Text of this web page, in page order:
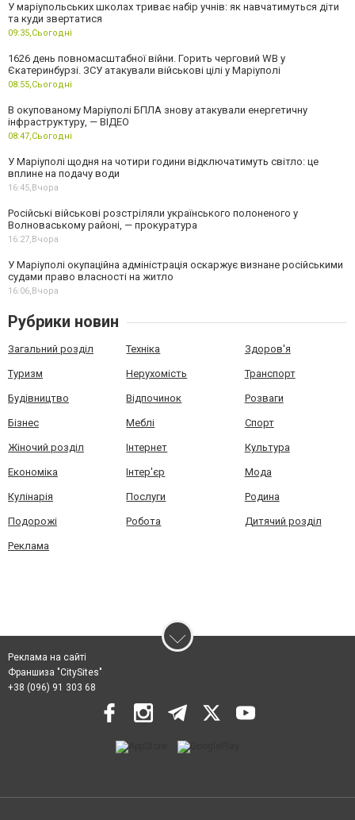
У маріупольських школах триває набір учнів: як навчатимуться діти
та куди звертатися
09:35,Сьогодні
1626 день повномасштабної війни. Горить черговий WB у
Єкатеринбурзі. ЗСУ атакували військові цілі у Маріуполі
08:55,Сьогодні
В окупованому Маріуполі БПЛА знову атакували енергетичну
інфраструктуру, — ВІДЕО
08:47,Сьогодні
У Маріуполі щодня на чотири години відключатимуть світло: це
вплине на подачу води
16:45,Вчора
Російські військові розстріляли українського полоненого у
Волноваському районі, — прокуратура
16:27,Вчора
У Маріуполі окупаційна адміністрація оскаржує визнане російськими
судами право власності на житло
16:06,Вчора
Рубрики новин
Загальний розділ Техніка Здоров'я
Туризм Нерухомість Транспорт
Будівництво Відпочинок Розваги
Бізнес Меблі Спорт
Жіночий розділ Інтернет Культура
Економіка Інтер'єр Мода
Кулінарія Послуги Родина
Подорожі Робота Дитячий розділ
Реклама
Реклама на сайті
Франшиза "CitySites"
+38 (096) 91 303 68